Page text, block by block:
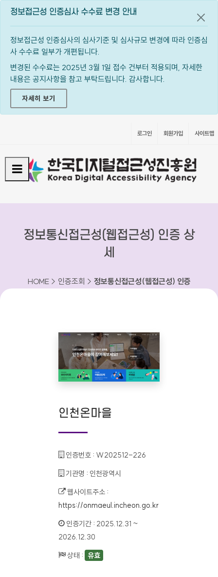
정보접근성 인증심사 수수료 변경 안내
정보접근성 인증심사의 심사기준 및 심사규모 변경에 따라 인증심
사 수수료 일부가 개편됩니다.
변경된 수수료는 2025년 3월 1일 접수 건부터 적용되며, 자세한
내용은 공지사항을 참고 부탁드립니다. 감사합니다.
자세히 보기
공지
로그인 회원가입 사이트맵
정보통신접근성(웹접근성) 인증 상
세
HOME > 인증조회 > 정보통신접근성(웹접근성) 인증
인천온마을
인증번호 : W202512-226
기관명 : 인천광역시
웹사이트주소 :
https://onmaeul.incheon.go.kr
인증기간 : 2025.12.31 ~
2026.12.30
상태 : 유효